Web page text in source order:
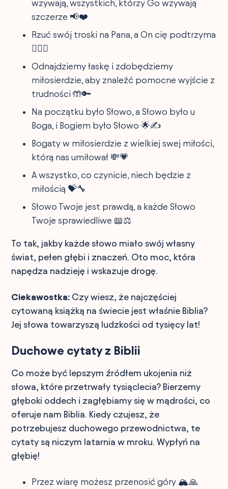
wzywają, wszystkich, którzy Go wzywają
szczerze 📢❤️
Rzuć swój troski na Pana, a On cię podtrzyma
🏋️‍♂️👐
Odnajdziemy łaskę i zdobędziemy
miłosierdzie, aby znaleźć pomocne wyjście z
trudności 🤲🔑
Na początku było Słowo, a Słowo było u
Boga, i Bogiem było Słowo 🌟✍️
Bogaty w miłosierdzie z wielkiej swej miłości,
którą nas umiłował 💸💗
A wszystko, co czynicie, niech będzie z
miłością 💝🔧
Słowo Twoje jest prawdą, a każde Słowo
Twoje sprawiedliwe 📖⚖️
To tak, jakby każde słowo miało swój własny
świat, pełen głębi i znaczeń. Oto moc, która
napędza nadzieję i wskazuje drogę.
Ciekawostka: Czy wiesz, że najczęściej
cytowaną książką na świecie jest właśnie Biblia?
Jej słowa towarzyszą ludzkości od tysięcy lat!
Duchowe cytaty z Biblii
Co może być lepszym źródłem ukojenia niż
słowa, które przetrwały tysiąclecia? Bierzemy
głęboki oddech i zagłębiamy się w mądrości, co
oferuje nam Biblia. Kiedy czujesz, że
potrzebujesz duchowego przewodnictwa, te
cytaty są niczym latarnia w mroku. Wypłyń na
głębię!
Przez wiarę możesz przenosić góry 🏔️🙏